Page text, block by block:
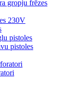
gropju frēzes
230V
pistoles
pistoles